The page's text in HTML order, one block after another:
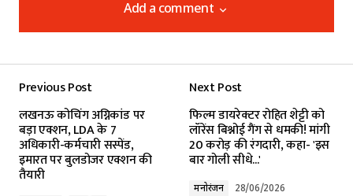
Add a comment
Add a comment
Required fields are marked*
Comment*
Previous Post
लखनऊ कोचिंग अग्निकांड पर
बड़ा एक्शन, LDA के 7
अधिकारी-कर्मचारी सस्पेंड,
इमारत पर बुलडोजर एक्शन की
तैयारी
Next Post
फिल्म डायरेक्टर रोहित शेट्टी को
लॉरेंस बिश्नोई गैंग से धमकी! मांगी
20 करोड़ की रंगदारी, कहा- 'इस
बार गोली सीधे...'
मनोरंजन 28/06/2026